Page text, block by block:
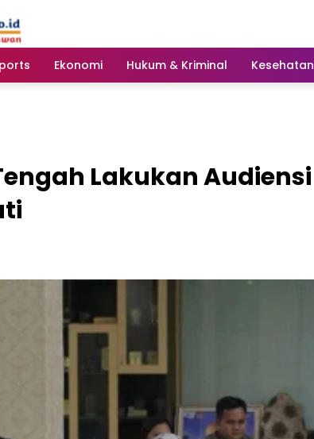
Ekonomi Hukum & Kriminal Kesehatan
Lakukan Audiensi